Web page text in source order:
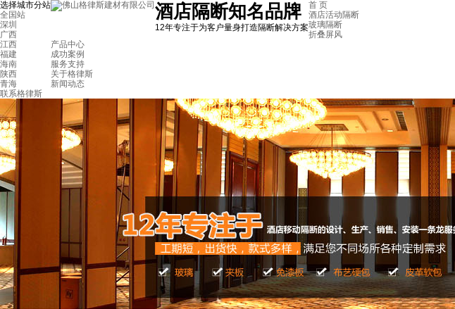
选择城市分站
全国站
深圳
广西
江西
福建
海南
陕西
青海
酒店隔断知名品牌
12年专注于为客户量身打造隔断解决方案
首 页
酒店活动隔断
玻璃隔断
折叠屏风
产品中心
成功案例
服务支持
关于格律斯
新闻动态
联系格律斯
广州增城本田汽车研发公司